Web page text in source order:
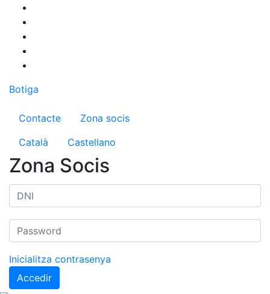
contingut
Botiga
Menú del compte d'usuari
Contacte
Zona socis
Català
Castellano
Zona Socis
Inicialitza contrasenya
Accedir